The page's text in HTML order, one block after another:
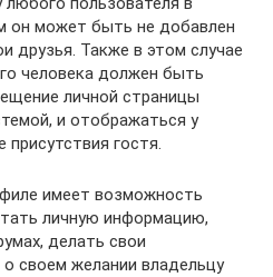
он может быть не добавлен
друзья. Также в этом случае
человека должен быть
личной страницы
и отображаться у
гостя.
имеет возможность
личную информацию,
делать свои
своем желании владельцу